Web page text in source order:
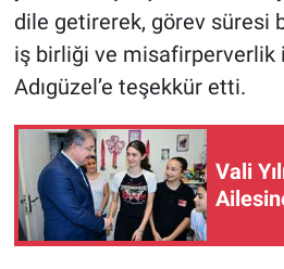
dile getirerek, görev süresi
iş birliği ve misafirperverlik
Adıgüzel’e teşekkür etti.
Vali